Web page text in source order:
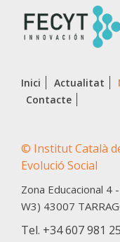
Inici Actualitat
Contacte
© Institut Català
Evolució Social
Zona Educacional 4
W3) 43007
Tel. +34 607 981